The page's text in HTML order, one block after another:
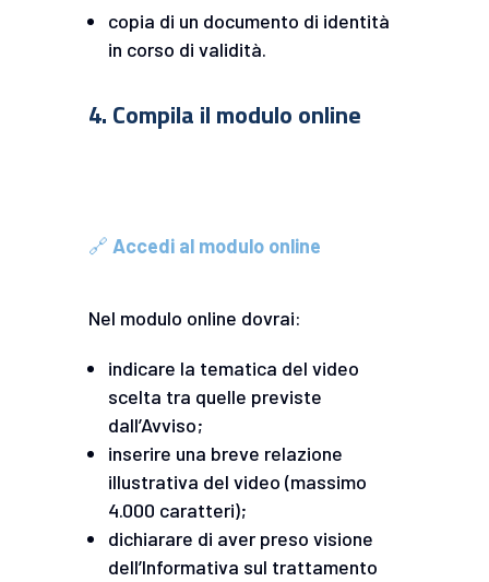
copia di un documento di identità
in corso di validità.
4. Compila il modulo online
🔗 Accedi al modulo online
Nel modulo online dovrai:
indicare la tematica del video
scelta tra quelle previste
dall’Avviso;
inserire una breve relazione
illustrativa del video (massimo
4.000 caratteri);
dichiarare di aver preso visione
dell’Informativa sul trattamento